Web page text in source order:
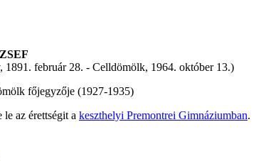
1891. február 28. - Celldömölk, 1964. október 13.)
főjegyzője (1927-1935)
le az érettségit a keszthelyi Premontrei Gimnáziumban.